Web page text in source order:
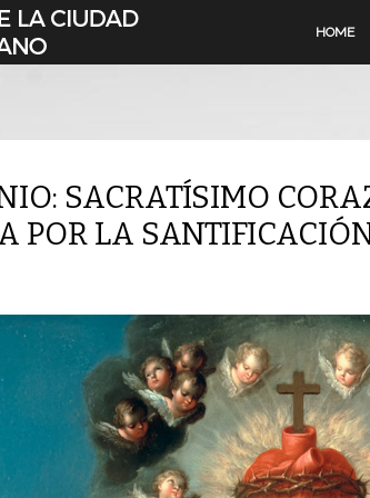
HOME
SACRATÍSIMO
POR LA